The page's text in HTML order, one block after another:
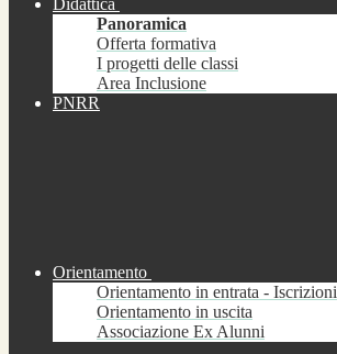
Didattica
Panoramica
Offerta formativa
I progetti delle classi
Area Inclusione
PNRR
Orientamento
Orientamento in entrata - Iscrizioni
Orientamento in uscita
Associazione Ex Alunni